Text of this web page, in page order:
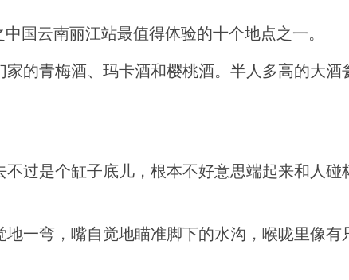
国云南丽江站最值得体验的十个地点之一。
的青梅酒、玛卡酒和樱桃酒。半人多高的大
过是个缸子底儿，根本不好意思端起来和人
一弯，嘴自觉地瞄准脚下的水沟，喉咙里像